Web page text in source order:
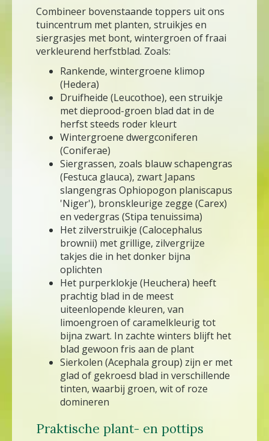
Combineer bovenstaande toppers uit ons
tuincentrum met planten, struikjes en
siergrasjes met bont, wintergroen of fraai
verkleurend herfstblad. Zoals:
Rankende, wintergroene klimop
(Hedera)
Druifheide (Leucothoe), een struikje
met dieprood-groen blad dat in de
herfst steeds roder kleurt
Wintergroene dwergconiferen
(Coniferae)
Siergrassen, zoals blauw schapengras
(Festuca glauca), zwart Japans
slangengras Ophiopogon planiscapus
'Niger'), bronskleurige zegge (Carex)
en vedergras (Stipa tenuissima)
Het zilverstruikje (Calocephalus
brownii) met grillige, zilvergrijze
takjes die in het donker bijna
oplichten
Het purperklokje (Heuchera) heeft
prachtig blad in de meest
uiteenlopende kleuren, van
limoengroen of caramelkleurig tot
bijna zwart. In zachte winters blijft het
blad gewoon fris aan de plant
Sierkolen (Acephala group) zijn er met
glad of gekroesd blad in verschillende
tinten, waarbij groen, wit of roze
domineren
Praktische plant- en pottips